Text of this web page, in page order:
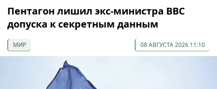
Пентагон лишил экс-министра ВВС
допуска к секретным данным
МИР 08 АВГУСТА 2026 11:10